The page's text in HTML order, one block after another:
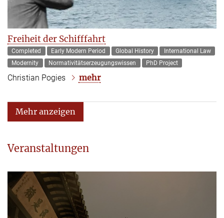
Freiheit der Schifffahrt
Completed Early Modern Period Global History
International Law
Modernity
Normativitätserzeugungswissen PhD Project
Christian Pogies mehr
Mehr anzeigen
Veranstaltungen